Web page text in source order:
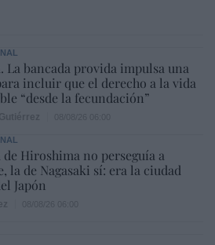
La bancada provida impulsa una
incluir que el derecho a la vida
“desde la fecundación”
de Hiroshima no perseguía a
la de Nagasaki sí: era la ciudad
Japón